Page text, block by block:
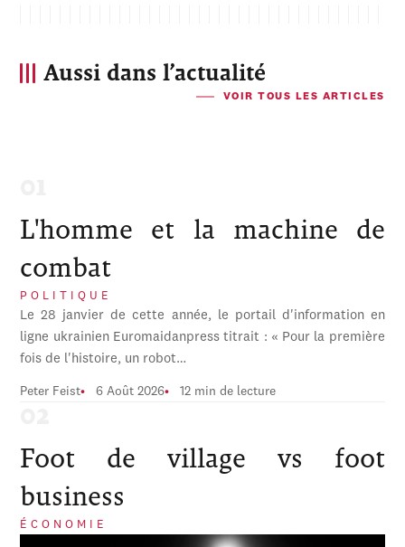
Aussi dans l’actualité
VOIR TOUS LES ARTICLES
L'homme et la machine de
combat
POLITIQUE
Le 28 janvier de cette année, le portail d'information en
ligne ukrainien Euromaidanpress titrait : « Pour la première
fois de l'histoire, un robot…
Peter Feist 6 Août 2026 12 min de lecture
Foot de village vs foot
business
ÉCONOMIE